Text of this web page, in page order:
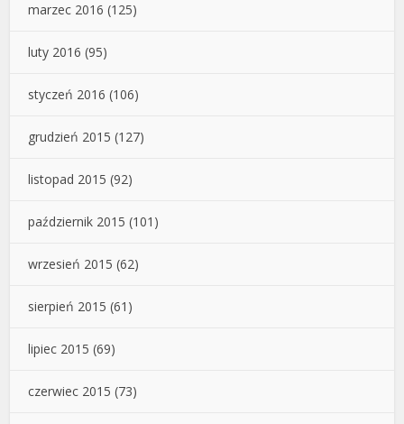
marzec 2016 (125)
luty 2016 (95)
styczeń 2016 (106)
grudzień 2015 (127)
listopad 2015 (92)
październik 2015 (101)
wrzesień 2015 (62)
sierpień 2015 (61)
lipiec 2015 (69)
czerwiec 2015 (73)